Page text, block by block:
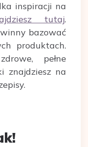
inspiracji na
tutaj.
bazować
produktach.
pełne
znajdziesz na